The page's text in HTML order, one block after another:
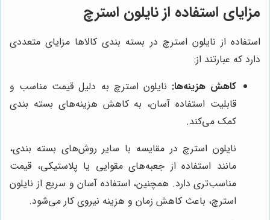
مزایای استفاده از نایلون استرچ
استفاده از نایلون استرچ در بسته بندی کالاها مزایای متعددی
دارد که عبارتند از:
کاهش هزینه‌ها: نایلون استرچ به دلیل قیمت مناسب و
قابلیت استفاده آسان، به کاهش هزینه‌های بسته بندی
کمک می‌کند.
نایلون استرچ در مقایسه با سایر روش‌های بسته بندی،
مانند استفاده از جعبه‌های مقوایی یا پلاستیکی، قیمت
مناسب‌تری دارد. همچنین، استفاده آسان و سریع از نایلون
استرچ، باعث کاهش زمان و هزینه نیروی کار می‌شود.